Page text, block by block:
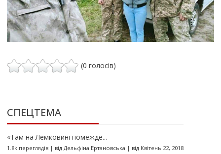
(0 голосів)
СПЕЦТЕМА
«Там на Лемковині помежде...
1.8k переглядів| від Дельфіна Ертановська | від Квітень 22, 2018